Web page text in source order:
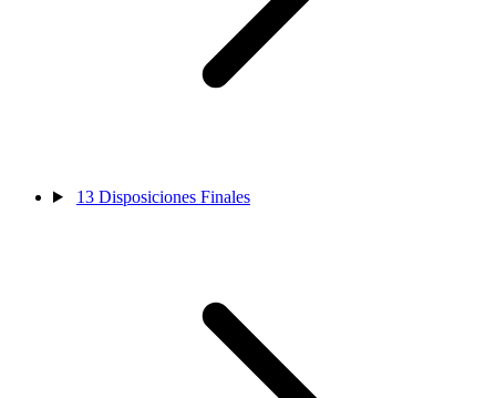
13 Disposiciones Finales